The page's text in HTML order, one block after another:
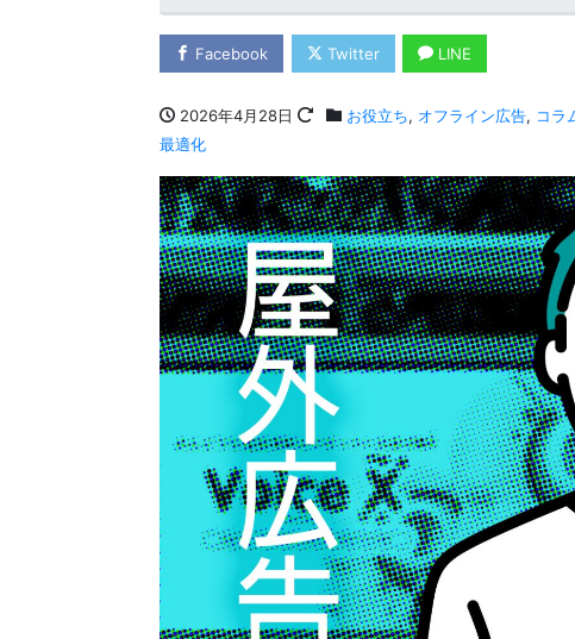
Facebook Twitter LINE
2026年4月28日 お役立ち, オフライン広告, コラ
最適化